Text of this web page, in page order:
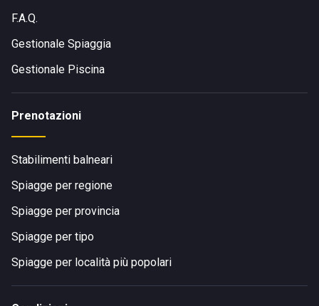
F.A.Q.
Gestionale Spiaggia
Gestionale Piscina
Prenotazioni
Stabilimenti balneari
Spiagge per regione
Spiagge per provincia
Spiagge per tipo
Spiagge per località più popolari